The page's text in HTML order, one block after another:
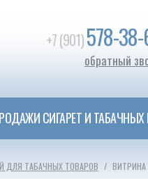
+7 (901)578-
обратный
СИГАРЕТ И
ДЛЯ ТАБАЧНЫХ ТОВАРОВ